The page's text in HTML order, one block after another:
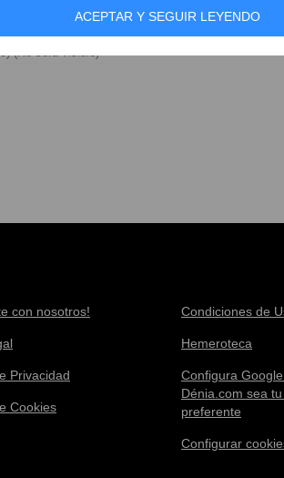
ACEPTAR Y SEGUIR LEYENDO
(No será visible)
con nosotros!
Privacidad
Cookies
Condiciones de
Hemeroteca
Configura
Dénia.com sea
preferente
Configurar